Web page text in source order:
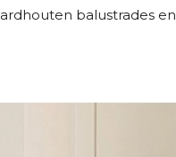
balustrades en